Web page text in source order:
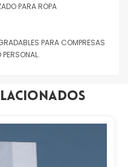
PARA ROPA
PARA COMPRESAS